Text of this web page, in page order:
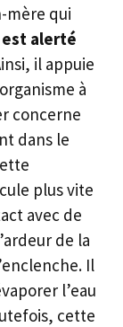
mère qui
est alerté
il appuie
à
concerne
dans le
plus vite
avec de
de la
Il
l’eau
cette